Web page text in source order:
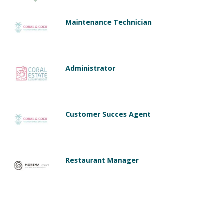
Maintenance Technician
Administrator
Customer Succes Agent
Restaurant Manager